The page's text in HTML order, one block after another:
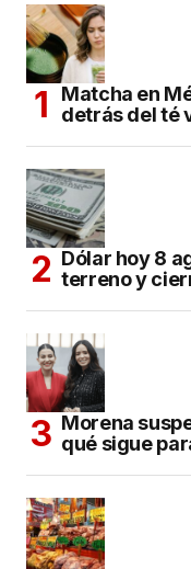
Matcha en
detrás del té
Dólar hoy 8
terreno y
Morena
qué sigue